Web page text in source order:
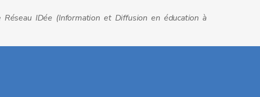
IDée (Information et Diffusion en éducation à